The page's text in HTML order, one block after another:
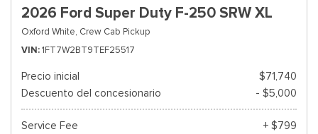
2026 Ford Super Duty F-250 SRW XL
Oxford White, Crew Cab Pickup
VIN 1FT7W2BT9TEF25517
Precio inicial
$71,740
Descuento del concesionario
- $5,000
Service Fee
+ $799